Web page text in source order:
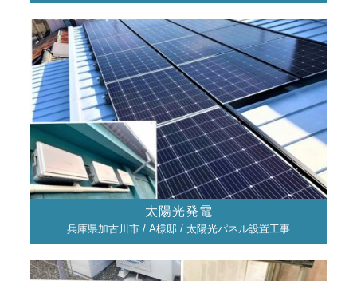
太陽光発電
兵庫県加古川市 / A様邸 / 太陽光パネル設置工事